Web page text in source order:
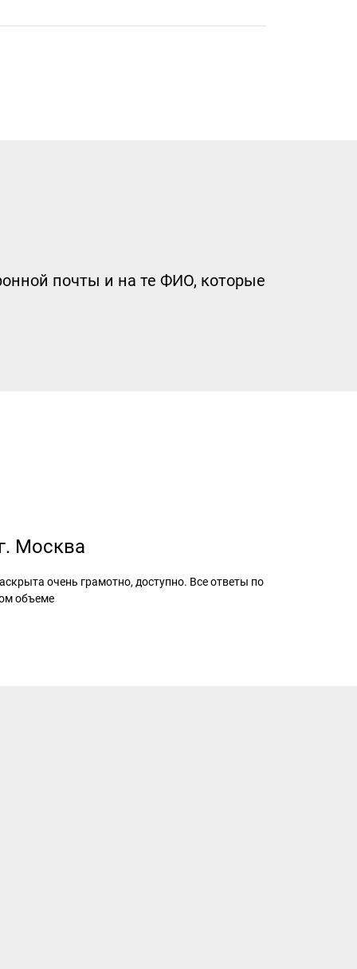
почты и на те ФИО, которые
Москва
очень грамотно, доступно. Все ответы по
объеме